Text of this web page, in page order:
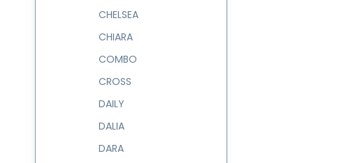
CHELSEA
CHIARA
COMBO
CROSS
DAILY
DALIA
DARA